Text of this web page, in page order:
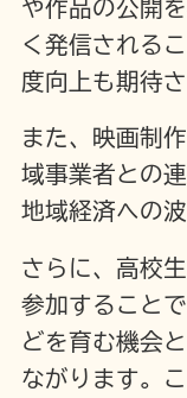
や作品の公開
く発信される
度向上も期待さ
また、映画制
域事業者との
地域経済への
さらに、高校
参加すること
どを育む機会
ながります。